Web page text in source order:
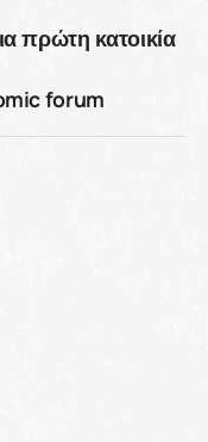
πρώτη κατοικία
forum